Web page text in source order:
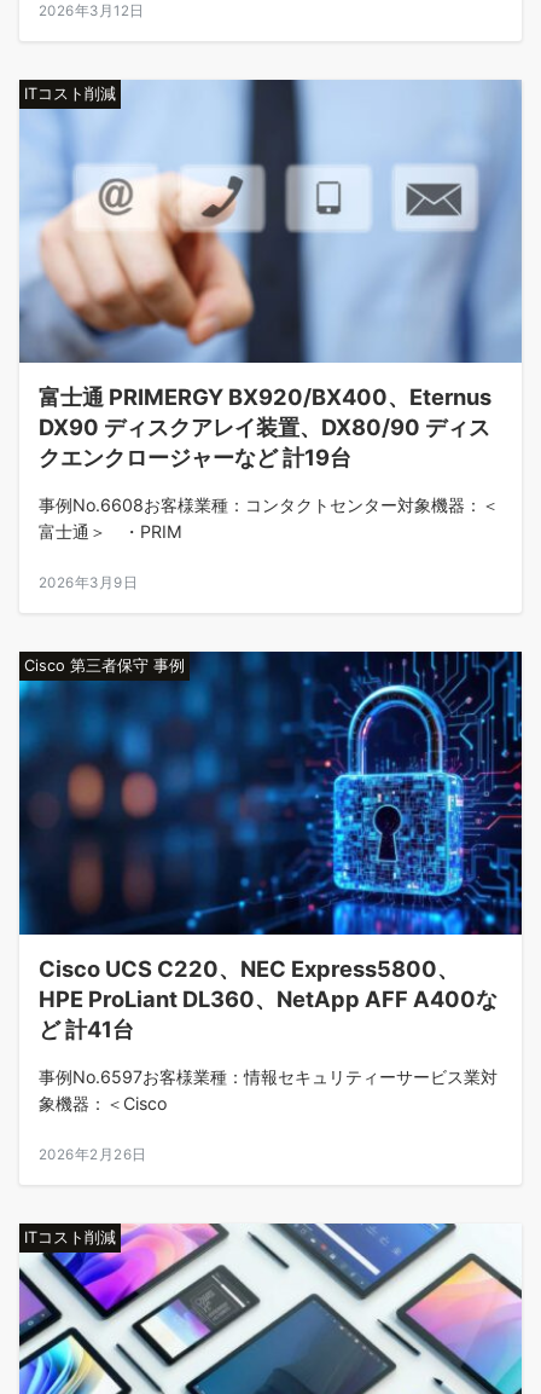
2026年3月12日
ITコスト削減
富士通 PRIMERGY BX920/BX400、Eternus
DX90 ディスクアレイ装置、DX80/90 ディス
クエンクロージャーなど 計19台
事例No.6608お客様業種：コンタクトセンター対象機器：＜
富士通＞ ・PRIM
2026年3月9日
Cisco 第三者保守 事例
Cisco UCS C220、NEC Express5800、
HPE ProLiant DL360、NetApp AFF A400な
ど 計41台
事例No.6597お客様業種：情報セキュリティーサービス業対
象機器：＜Cisco
2026年2月26日
ITコスト削減